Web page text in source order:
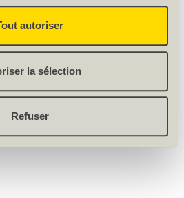
autoriser
la sélection
Refuser